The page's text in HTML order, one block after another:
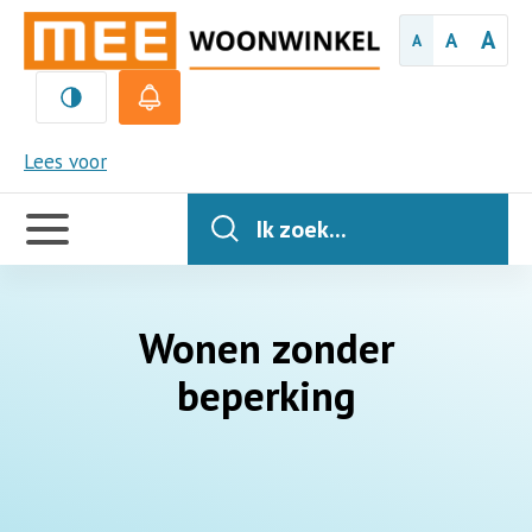
A A A
Lees voor
MEE
Handige
links
Ik zoek...
Wonen zonder
beperking